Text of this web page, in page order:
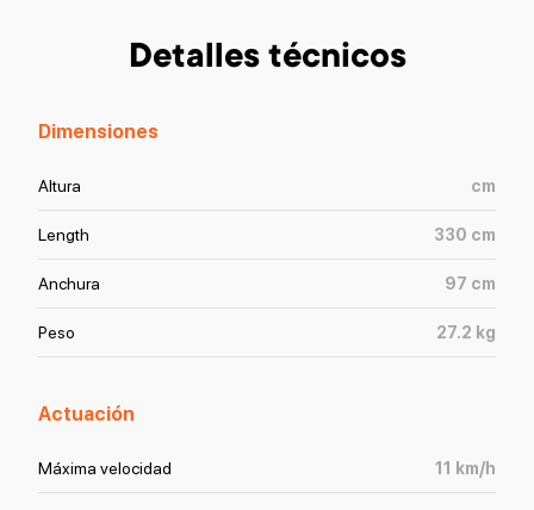
Detalles técnicos
Dimensiones
Altura cm
Length 330 cm
Anchura 97 cm
Peso 27.2 kg
Actuación
Máxima velocidad 11 km/h